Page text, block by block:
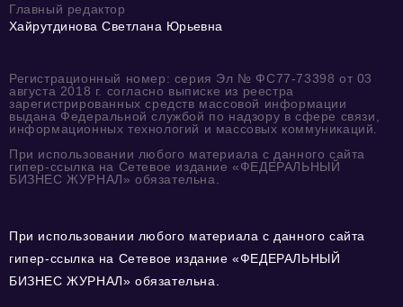
Главный редактор
Хайрутдинова Светлана Юрьевна
Регистрационный номер: серия Эл № ФС77-73398 от 03
августа 2018 г. согласно выписке из реестра
зарегистрированных средств массовой информации
выдана Федеральной службой по надзору в сфере связи,
информационных технологий и массовых коммуникаций.
При использовании любого материала с данного сайта
гипер-ссылка на Сетевое издание «ФЕДЕРАЛЬНЫЙ
БИЗНЕС ЖУРНАЛ» обязательна.
При использовании любого материала с данного сайта
гипер-ссылка на Сетевое издание «ФЕДЕРАЛЬНЫЙ
БИЗНЕС ЖУРНАЛ» обязательна.